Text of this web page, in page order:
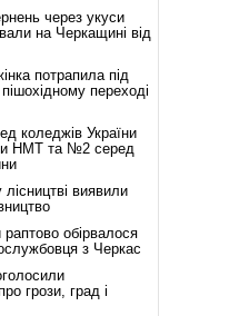
через укуси
на Черкащині від
потрапила під
переході
коледжів України
НМТ та №2 серед
виявили
обірвалося
з Черкас
грози, град і